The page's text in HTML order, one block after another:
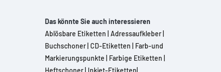
Das könnte Sie auch interessieren
Ablösbare Etiketten Adressaufkleber
Buchschoner CD-Etiketten
Farb-und
Markierungspunkte
Farbige Etiketten